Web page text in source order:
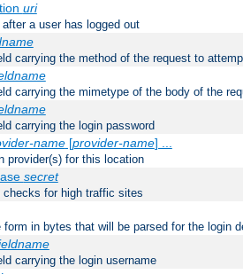
uri
a user has logged out
carrying the method of the request to
carrying the mimetype of the body of the
carrying the login password
name[provider-name] ...
provider(s) for this location
secret
checks for high traffic sites
in bytes that will be parsed for the login
carrying the login username